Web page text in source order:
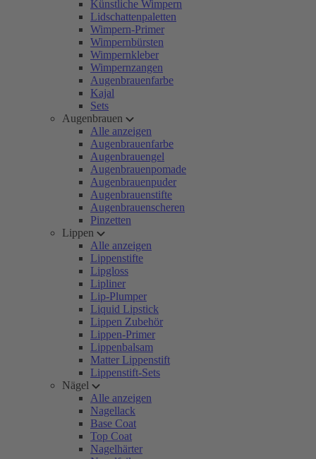
Künstliche Wimpern
Lidschattenpaletten
Wimpern-Primer
Wimpernbürsten
Wimpernkleber
Wimpernzangen
Augenbrauenfarbe
Kajal
Sets
Augenbrauen
Alle anzeigen
Augenbrauenfarbe
Augenbrauengel
Augenbrauenpomade
Augenbrauenpuder
Augenbrauenstifte
Augenbrauenscheren
Pinzetten
Lippen
Alle anzeigen
Lippenstifte
Lipgloss
Lipliner
Lip-Plumper
Liquid Lipstick
Lippen Zubehör
Lippen-Primer
Lippenbalsam
Matter Lippenstift
Lippenstift-Sets
Nägel
Alle anzeigen
Nagellack
Base Coat
Top Coat
Nagelhärter